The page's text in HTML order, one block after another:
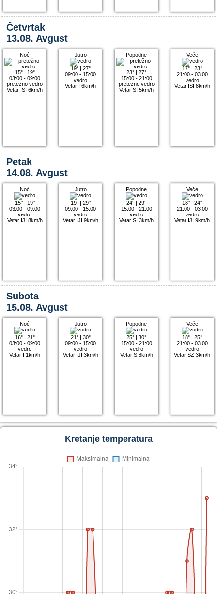
Četvrtak
13.08. Avgust
Noć
15°| 19°
03:00 - 09:00
pretežno vedro
Vetar ISI 6km/h
Jutro
19°| 27°
09:00 - 15:00
vedro
Vetar I 6km/h
Popodne
23° |27°
15:00 - 21:00
pretežno vedro
Vetar SI 5km/h
Veče
17° |23°
21:00 - 03:00
vedro
Vetar ISI 8km/h
Petak
14.08. Avgust
Noć
15°| 19°
03:00 - 09:00
vedro
Vetar IJI 8km/h
Jutro
19°| 29°
09:00 - 15:00
vedro
Vetar IJI 9km/h
Popodne
24° |29°
15:00 - 21:00
vedro
Vetar SI 3km/h
Veče
18° |24°
21:00 - 03:00
vedro
Vetar IJI 9km/h
Subota
15.08. Avgust
Noć
16°| 21°
03:00 - 09:00
vedro
Vetar I 1km/h
Jutro
21°| 30°
09:00 - 15:00
vedro
Vetar IJI 3km/h
Popodne
25° |30°
15:00 - 21:00
vedro
Vetar S 8km/h
Veče
18° |25°
21:00 - 03:00
vedro
Vetar SZ 3km/h
Kretanje temperatura